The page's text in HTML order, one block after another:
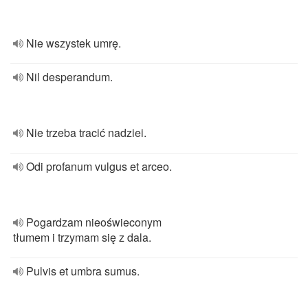
Nie wszystek umrę.
Nil desperandum.
Nie trzeba tracić nadziei.
Odi profanum vulgus et arceo.
Pogardzam nieoświeconym
tłumem i trzymam się z dala.
Pulvis et umbra sumus.